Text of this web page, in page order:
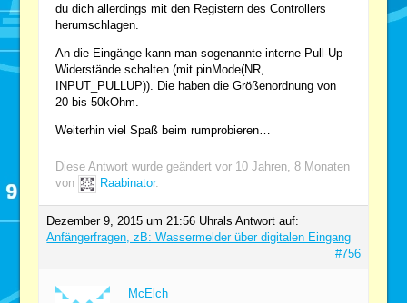
du dich allerdings mit den Registern des Controllers
herumschlagen.
An die Eingänge kann man sogenannte interne Pull-Up
Widerstände schalten (mit pinMode(NR,
INPUT_PULLUP)). Die haben die Größenordnung von
20 bis 50kOhm.
Weiterhin viel Spaß beim rumprobieren…
Diese Antwort wurde geändert vor 10 Jahren, 8 Monaten
von
Raabinator.
Dezember 9, 2015 um 21:56 Uhrals Antwort auf:
Anfängerfragen, zB: Wassermelder über digitalen Eingang
#756
McElch